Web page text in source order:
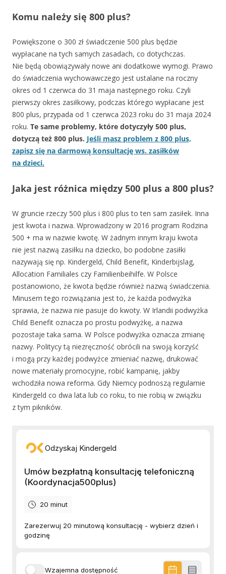
Komu należy się 800 plus?
Powiększone o 300 zł świadczenie 500 plus będzie
wypłacane na tych samych zasadach, co dotychczas.
Nie będą obowiązywały nowe ani dodatkowe wymogi. Prawo
do świadczenia wychowawczego jest ustalane na roczny
okres od 1 czerwca do 31 maja następnego roku. Czyli
pierwszy okres zasiłkowy, podczas którego wypłacane jest
800 plus, przypada od 1 czerwca 2023 roku do 31 maja 2024
roku. Te same problemy, które dotyczyły 500 plus,
dotyczą też 800 plus. Jeśli masz problem z 800 plus,
zapisz się na darmową konsultację ws. zasiłków
na dzieci.
Jaka jest różnica między 500 plus a 800 plus?
W gruncie rzeczy 500 plus i 800 plus to ten sam zasiłek. Inna
jest kwota i nazwa. Wprowadzony w 2016 program Rodzina
500 + ma w nazwie kwotę. W żadnym innym kraju kwota
nie jest nazwą zasiłku na dziecko, bo podobne zasiłki
nazywają się np. Kindergeld, Child Benefit, Kinderbijslag,
Allocation Familiales czy Familienbeihilfe. W Polsce
postanowiono, że kwota będzie również nazwą świadczenia.
Minusem tego rozwiązania jest to, że każda podwyżka
sprawia, że nazwa nie pasuje do kwoty. W Irlandii podwyżka
Child Benefit oznacza po prostu podwyżkę, a nazwa
pozostaje taka sama. W Polsce podwyżka oznacza zmianę
nazwy. Politycy tą niezręczność obrócili na swoją korzyść
i mogą przy każdej podwyżce zmieniać nazwę, drukować
nowe materiały promocyjne, robić kampanię, jakby
wchodziła nowa reforma. Gdy Niemcy podnoszą regularnie
Kindergeld co dwa lata lub co roku, to nie robią w związku
z tym pikników.